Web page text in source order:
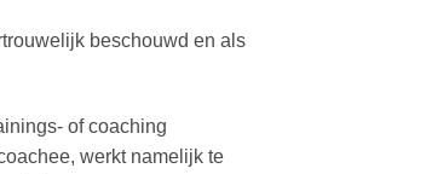
beschouwd en als
of coaching
werkt namelijk te